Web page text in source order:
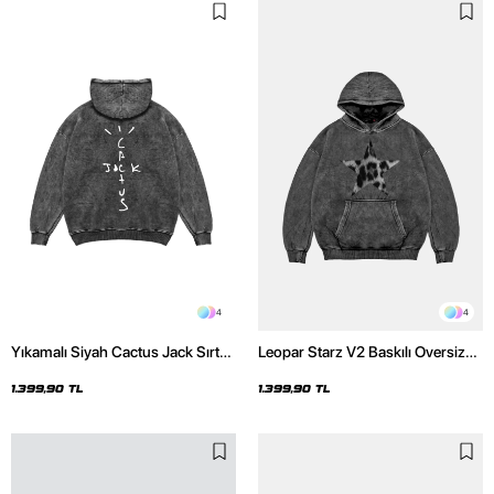
4
Yıkamalı Siyah Cactus Jack Sırt
1.399,90 TL
4
Leopar Starz V2 Baskılı Oversize
Hoodie
1.399,90 TL